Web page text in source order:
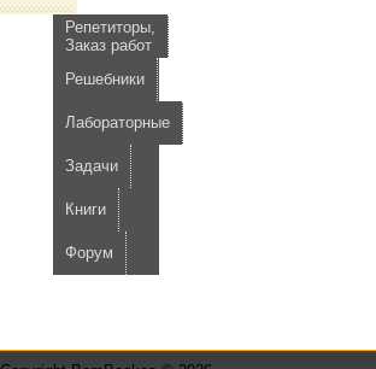
Репетиторы,
Заказ работ
Решебники
Лабораторные
Задачи
Книги
Форум